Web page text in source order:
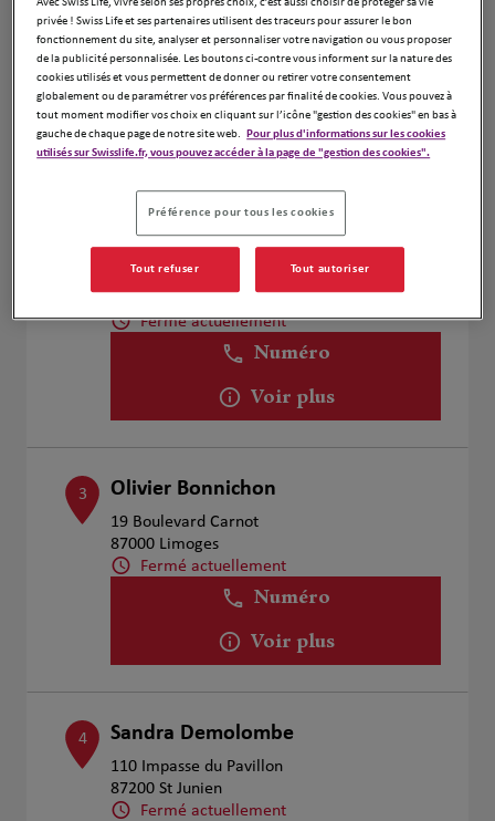
1 BOUTY Kendy
13 Rue Thomas Edison
87200 Saint Junien
Fermé actuellement
Numéro
Jérémy FOURNIER
Fermé actuellement
Numéro
Voir plus
3 Olivier Bonnichon
19 Boulevard Carnot
87000 Limoges
Fermé actuellement
Numéro
Voir plus
4 Sandra Demolombe
110 Impasse du Pavillon
87200 St Junien
Fermé actuellement
privée ! Swiss Life et ses partenaires utilisent des traceurs pour assurer le bon
fonctionnement du site, analyser et personnaliser votre navigation ou vous proposer
de la publicité personnalisée. Les boutons ci-contre vous informent sur la nature des
cookies utilisés et vous permettent de donner ou retirer votre consentement
globalement ou de paramétrer vos préférences par finalité de cookies. Vous pouvez à
tout moment modifier vos choix en cliquant sur l’icône "gestion des cookies" en bas à
gauche de chaque page de notre site web. Pour plus d'informations sur les cookies
utilisés sur Swisslife.fr, vous pouvez accéder à la page de "gestion des cookies".
Préférence pour tous les cookies
Tout refuser Tout autoriser